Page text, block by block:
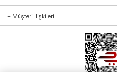
+ Müşteri İlişkileri